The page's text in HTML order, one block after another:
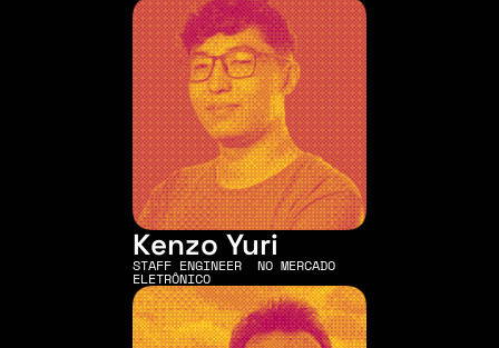
Kenzo Yuri
STAFF ENGINEER  NO MERCADO
ELETRÔNICO